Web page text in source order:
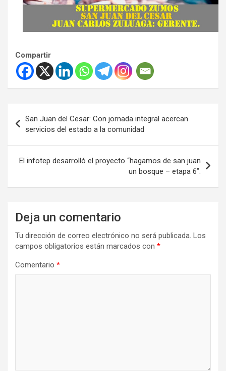
Compartir
de
entradas
San Juan del Cesar: Con jornada integral acercan
servicios del estado a la comunidad
El infotep desarrolló el proyecto “hagamos de san juan
un bosque – etapa 6”.
Deja un comentario
Tu dirección de correo electrónico no será publicada. Los
campos obligatorios están marcados con *
Comentario *